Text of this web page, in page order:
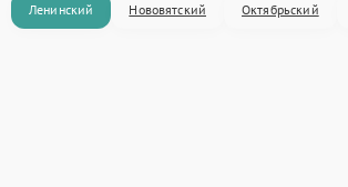
Ленинский Нововятский Октябрьский